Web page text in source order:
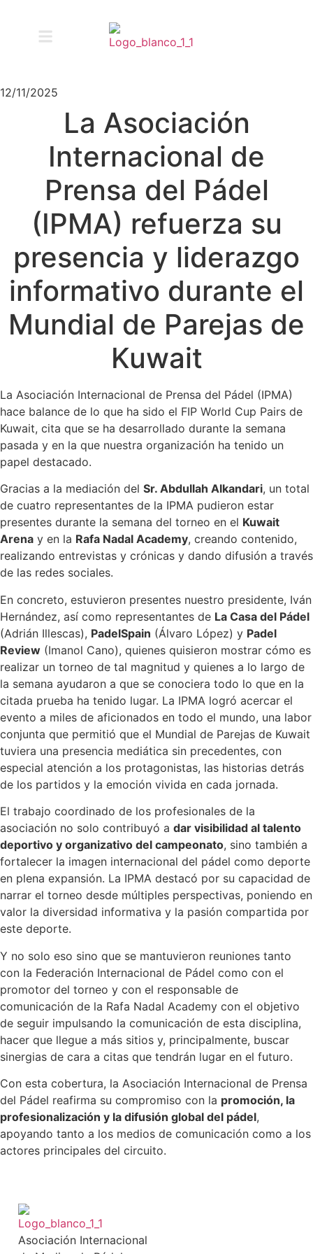
12/11/2025
La Asociación
Internacional de
Prensa del Pádel
(IPMA) refuerza su
presencia y liderazgo
informativo durante el
Mundial de Parejas de
Kuwait
La Asociación Internacional de Prensa del Pádel (IPMA)
hace balance de lo que ha sido el FIP World Cup Pairs de
Kuwait, cita que se ha desarrollado durante la semana
pasada y en la que nuestra organización ha tenido un
papel destacado.
Gracias a la mediación del Sr. Abdullah Alkandari, un total
de cuatro representantes de la IPMA pudieron estar
presentes durante la semana del torneo en el Kuwait
Arena y en la Rafa Nadal Academy, creando contenido,
realizando entrevistas y crónicas y dando difusión a través
de las redes sociales.
En concreto, estuvieron presentes nuestro presidente, Iván
Hernández, así como representantes de La Casa del Pádel
(Adrián Illescas), PadelSpain (Álvaro López) y Padel
Review (Imanol Cano), quienes quisieron mostrar cómo es
realizar un torneo de tal magnitud y quienes a lo largo de
la semana ayudaron a que se conociera todo lo que en la
citada prueba ha tenido lugar. La IPMA logró acercar el
evento a miles de aficionados en todo el mundo, una labor
conjunta que permitió que el Mundial de Parejas de Kuwait
tuviera una presencia mediática sin precedentes, con
especial atención a los protagonistas, las historias detrás
de los partidos y la emoción vivida en cada jornada.
El trabajo coordinado de los profesionales de la
asociación no solo contribuyó a dar visibilidad al talento
deportivo y organizativo del campeonato, sino también a
fortalecer la imagen internacional del pádel como deporte
en plena expansión. La IPMA destacó por su capacidad de
narrar el torneo desde múltiples perspectivas, poniendo en
valor la diversidad informativa y la pasión compartida por
este deporte.
Y no solo eso sino que se mantuvieron reuniones tanto
con la Federación Internacional de Pádel como con el
promotor del torneo y con el responsable de
comunicación de la Rafa Nadal Academy con el objetivo
de seguir impulsando la comunicación de esta disciplina,
hacer que llegue a más sitios y, principalmente, buscar
sinergias de cara a citas que tendrán lugar en el futuro.
Con esta cobertura, la Asociación Internacional de Prensa
del Pádel reafirma su compromiso con la promoción, la
profesionalización y la difusión global del pádel,
apoyando tanto a los medios de comunicación como a los
actores principales del circuito.
Asociación Internacional